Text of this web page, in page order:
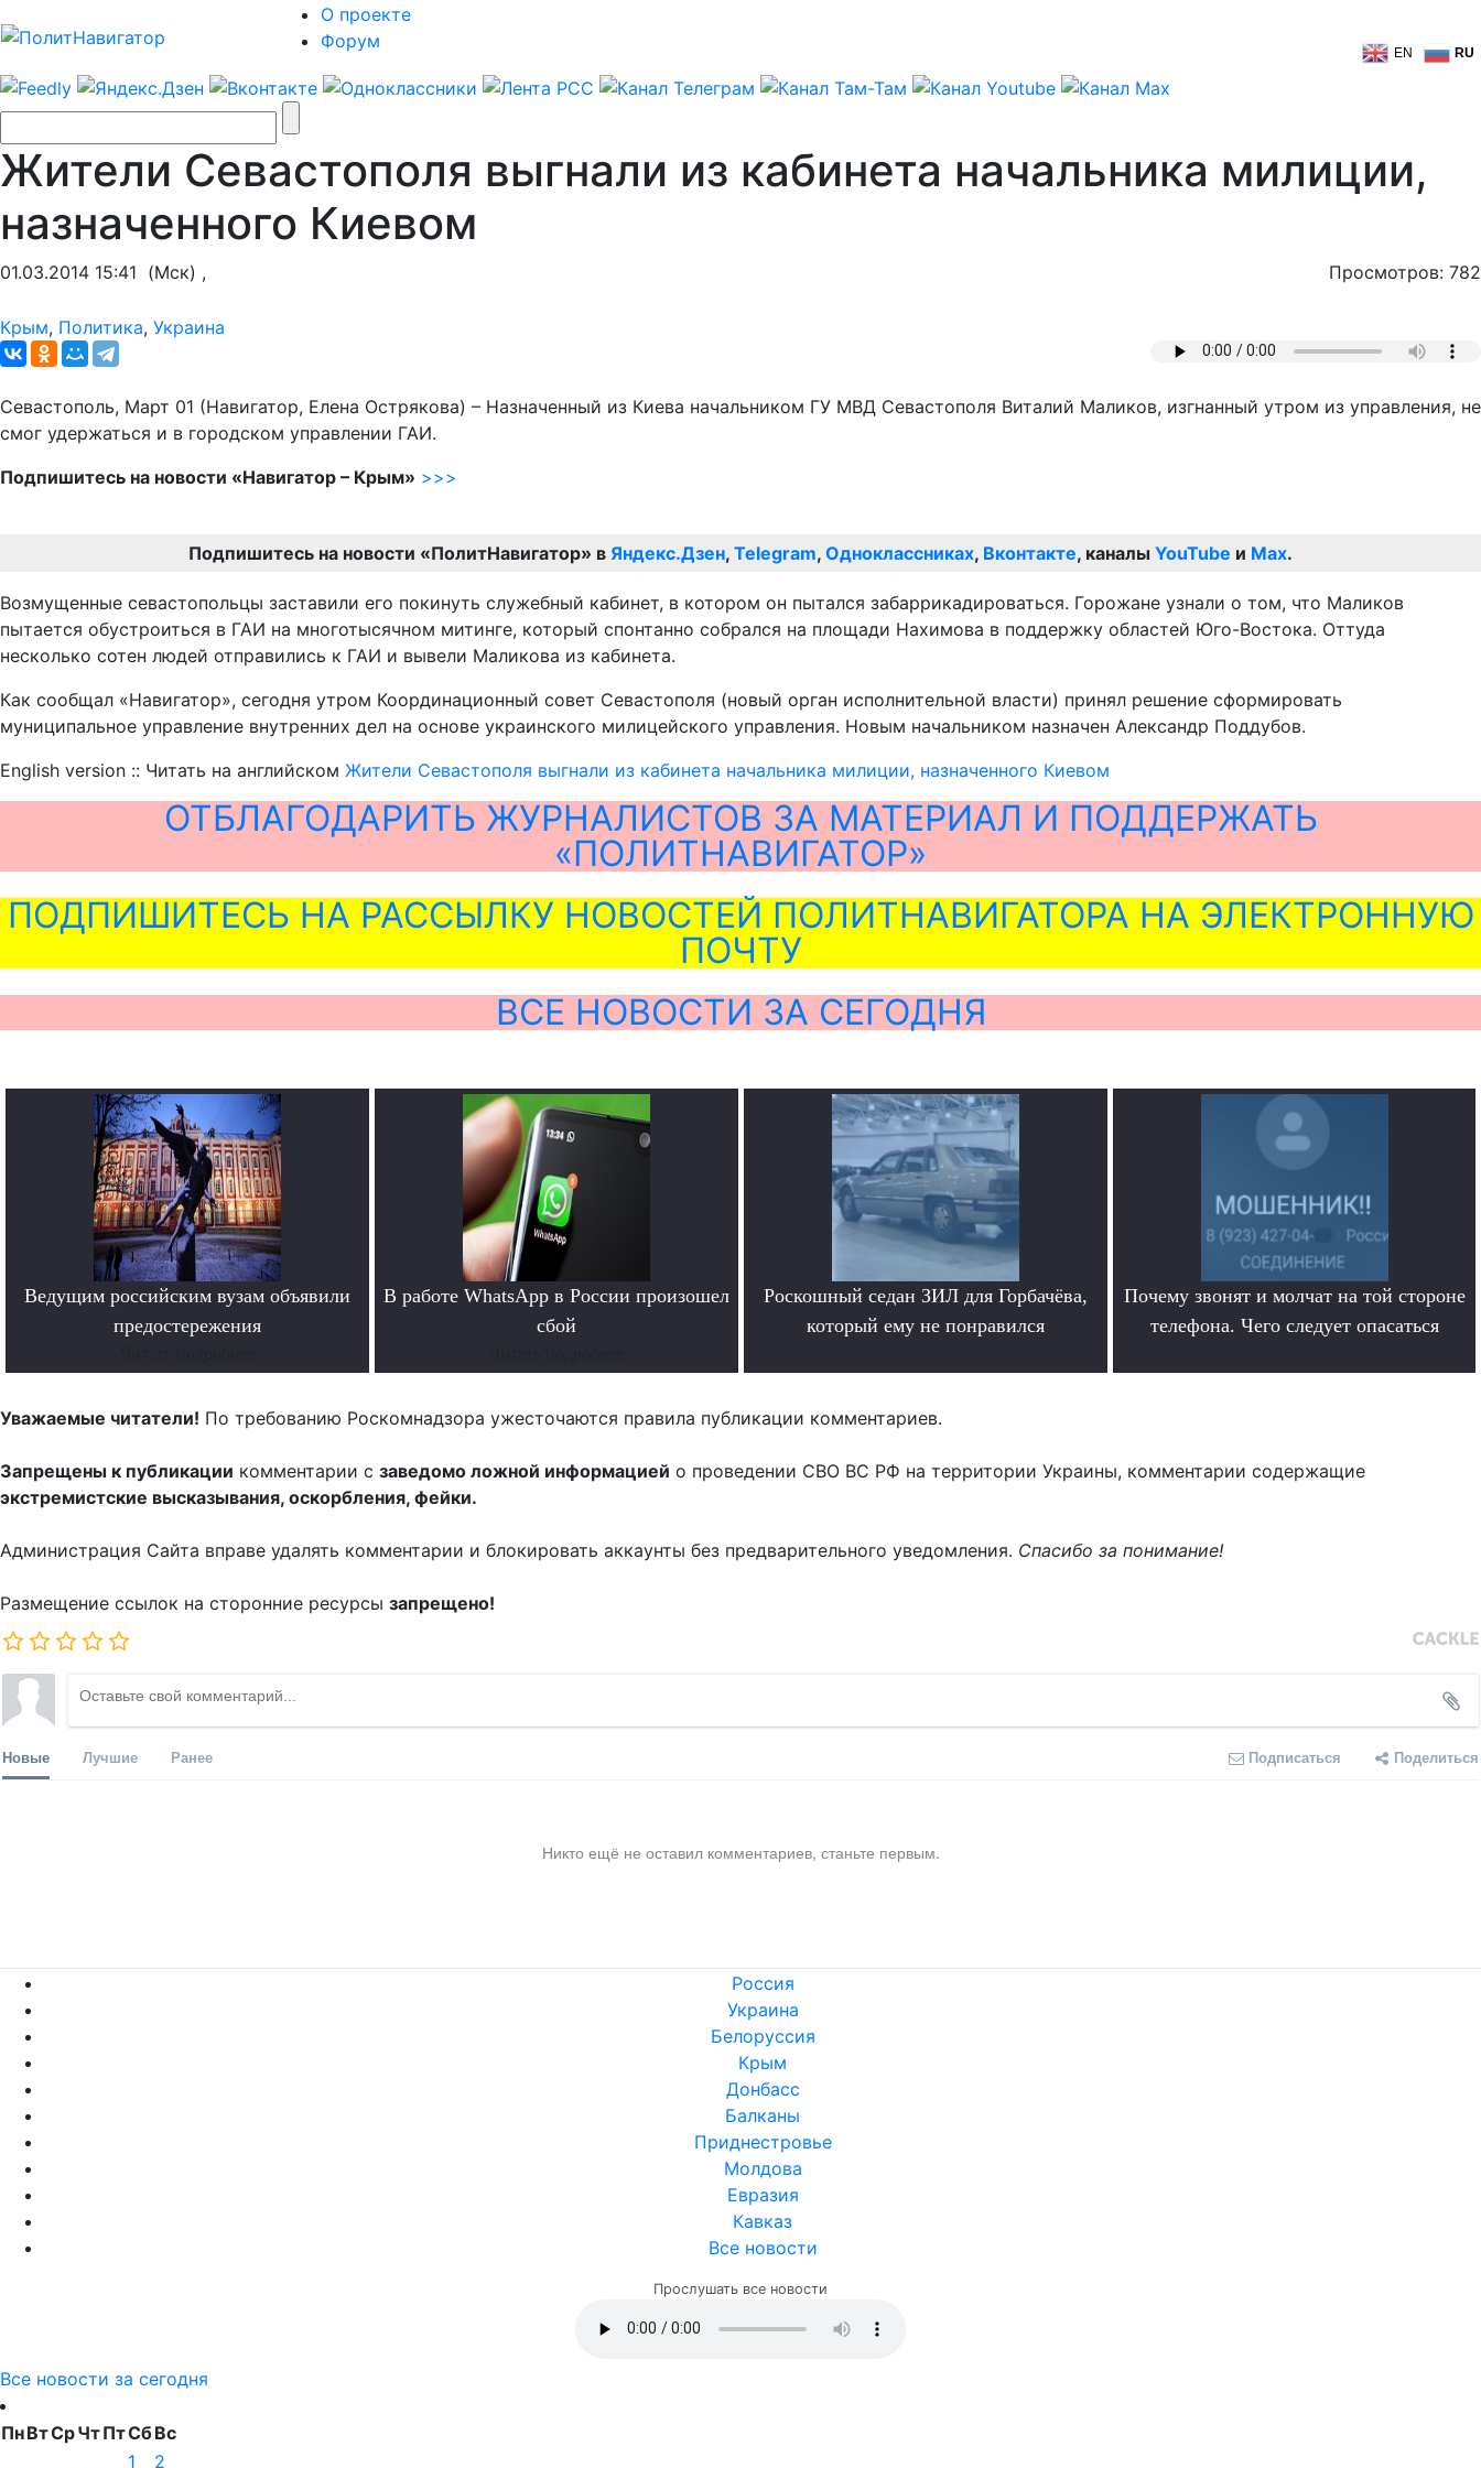
О проекте
Форум
EN RU
Жители Севастополя выгнали из кабинета начальника милиции,
назначенного Киевом
01.03.2014 15:41 (Мск) , Просмотров: 782
Крым, Политика, Украина
Севастополь, Март 01 (Навигатор, Елена Острякова) – Назначенный из Киева начальником ГУ МВД Севастополя Виталий Маликов, изгнанный утром из управления, не
смог удержаться и в городском управлении ГАИ.
Подпишитесь на новости «Навигатор – Крым» >>>
Подпишитесь на новости «ПолитНавигатор» в Яндекс.Дзен, Telegram, Одноклассниках, Вконтакте, каналы YouTube и Max.
Возмущенные севастопольцы заставили его покинуть служебный кабинет, в котором он пытался забаррикадироваться. Горожане узнали о том, что Маликов
пытается обустроиться в ГАИ на многотысячном митинге, который спонтанно собрался на площади Нахимова в поддержку областей Юго-Востока. Оттуда
несколько сотен людей отправились к ГАИ и вывели Маликова из кабинета.
Как сообщал «Навигатор», сегодня утром Координационный совет Севастополя (новый орган исполнительной власти) принял решение сформировать
муниципальное управление внутренних дел на основе украинского милицейского управления. Новым начальником назначен Александр Поддубов.
English version :: Читать на английском Жители Севастополя выгнали из кабинета начальника милиции, назначенного Киевом
ОТБЛАГОДАРИТЬ ЖУРНАЛИСТОВ ЗА МАТЕРИАЛ И ПОДДЕРЖАТЬ
«ПОЛИТНАВИГАТОР»
ПОДПИШИТЕСЬ НА РАССЫЛКУ НОВОСТЕЙ ПОЛИТНАВИГАТОРА НА ЭЛЕКТРОННУЮ
ПОЧТУ
ВСЕ НОВОСТИ ЗА СЕГОДНЯ
Ведущим российским вузам объявили
предостережения
В работе WhatsApp в России произошел
сбой
Роскошный седан ЗИЛ для Горбачёва,
который ему не понравился
Почему звонят и молчат на той стороне
телефона. Чего следует опасаться
Уважаемые читатели! По требованию Роскомнадзора ужесточаются правила публикации комментариев.
Запрещены к публикации комментарии с заведомо ложной информацией о проведении СВО ВС РФ на территории Украины, комментарии содержащие
экстремистские высказывания, оскорбления, фейки.
Администрация Сайта вправе удалять комментарии и блокировать аккаунты без предварительного уведомления. Спасибо за понимание!
Размещение ссылок на сторонние ресурсы запрещено!
Новые Лучшие Ранее Подписаться Поделиться
Никто ещё не оставил комментариев, станьте первым.
Россия
Украина
Белоруссия
Крым
Донбасс
Балканы
Приднестровье
Молдова
Евразия
Кавказ
Все новости
Прослушать все новости
Все новости за сегодня
ПнВтСрЧтПтСбВс
1
2